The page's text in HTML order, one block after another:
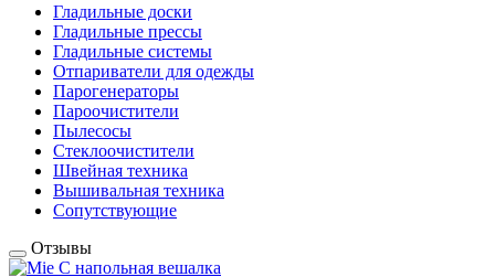
Гладильные доски
Гладильные прессы
Гладильные системы
Отпариватели для одежды
Парогенераторы
Пароочистители
Пылесосы
Стеклоочистители
Швейная техника
Вышивальная техника
Сопутствующие
Отзывы